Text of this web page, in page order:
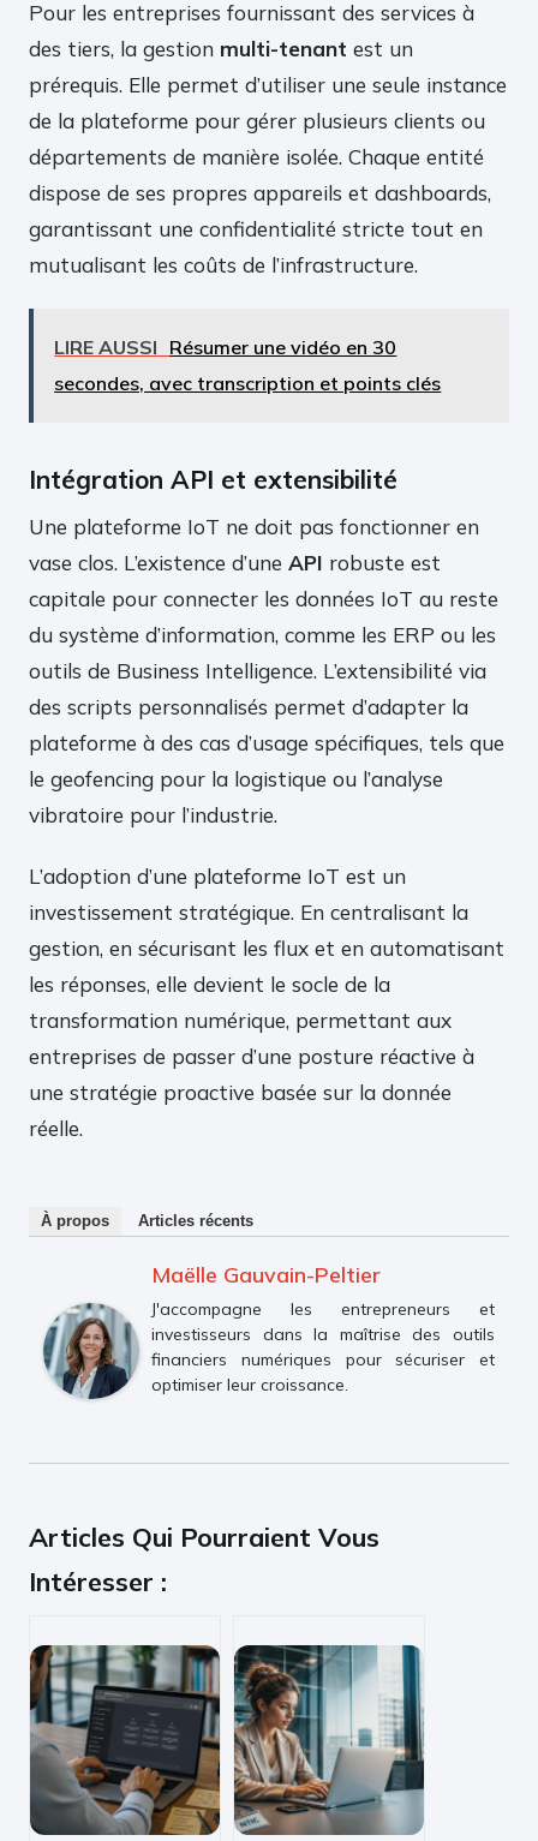
Pour les entreprises fournissant des services à
des tiers, la gestion multi-tenant est un
prérequis. Elle permet d’utiliser une seule instance
de la plateforme pour gérer plusieurs clients ou
départements de manière isolée. Chaque entité
dispose de ses propres appareils et dashboards,
garantissant une confidentialité stricte tout en
mutualisant les coûts de l’infrastructure.
LIRE AUSSI Résumer une vidéo en 30
secondes, avec transcription et points clés
Intégration API et extensibilité
Une plateforme IoT ne doit pas fonctionner en
vase clos. L’existence d’une API robuste est
capitale pour connecter les données IoT au reste
du système d’information, comme les ERP ou les
outils de Business Intelligence. L’extensibilité via
des scripts personnalisés permet d’adapter la
plateforme à des cas d’usage spécifiques, tels que
le geofencing pour la logistique ou l’analyse
vibratoire pour l’industrie.
L’adoption d’une plateforme IoT est un
investissement stratégique. En centralisant la
gestion, en sécurisant les flux et en automatisant
les réponses, elle devient le socle de la
transformation numérique, permettant aux
entreprises de passer d’une posture réactive à
une stratégie proactive basée sur la donnée
réelle.
À propos Articles récents
Maëlle Gauvain-Peltier
J'accompagne les entrepreneurs et
investisseurs dans la maîtrise des outils
financiers numériques pour sécuriser et
optimiser leur croissance.
Articles Qui Pourraient Vous
Intéresser :